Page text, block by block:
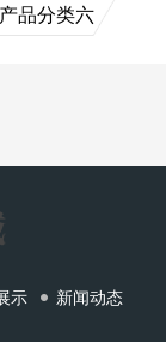
产品分类六
示
新闻动态